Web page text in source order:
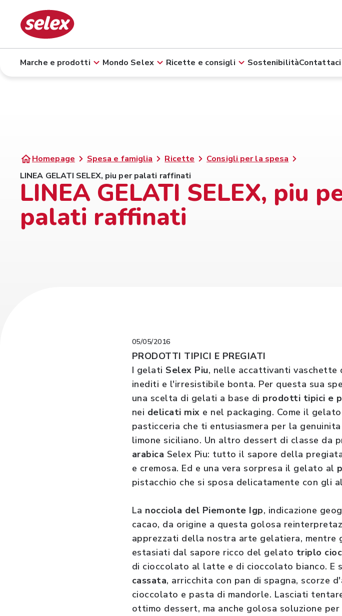
Marche e prodotti Mondo Selex Ricette e consigli SostenibilitàContattaci
Homepage Spesa e famiglia Ricette
Consigli per la spesa
LINEA GELATI SELEX, piu per palati raffinati
LINEA GELATI SELEX, piu
palati raffinati
05/05/2016
PRODOTTI TIPICI E PREGIATI
I gelati Selex Piu, nelle accattivanti vaschette
inediti e l'irresistibile bonta. Per questa sua
una scelta di gelati a base di prodotti tipici e
nei delicati mix e nel packaging. Come il
pasticceria che ti entusiasmera per la
limone siciliano. Un altro dessert di classe
arabica Selex Piu: tutto il sapore della
e cremosa. Ed e una vera sorpresa il gelato al
pistacchio che si sposa delicatamente con gli
La nocciola del Piemonte Igp, indicazione
cacao, da origine a questa golosa
apprezzati della nostra arte gelatiera,
estasiati dal sapore ricco del gelato triplo
di cioccolato al latte e di cioccolato bianco. E
cassata, arricchita con pan di spagna, scorze
cioccolato e pasta di mandorle. Lasciati
ottimo dessert, ma anche golosa soluzione